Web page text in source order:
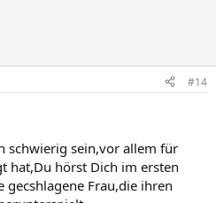
#14
schwierig sein,vor allem für
hat,Du hörst Dich im ersten
Frau,die ihren